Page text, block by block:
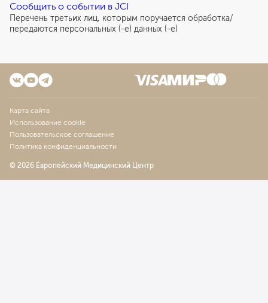
Сообщить о событии в JCI
Перечень третьих лиц, которым поручается обработка/
передаются персональных (-е) данных (-е)
Карта сайта
Использование cookie
Пользовательское соглашение
Политика конфиденциальности
© 2026 Европейский Медицинский Центр